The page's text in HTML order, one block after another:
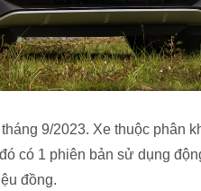
9/2023. Xe thuộc phân
có 1 phiên bản sử dụng
đồng.